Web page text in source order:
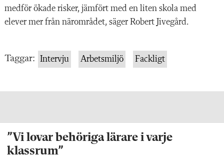
medför ökade risker, jämfört med en liten skola med
elever mer från närområdet, säger Robert Jivegård.
Taggar: Intervju Arbetsmiljö Fackligt
”Vi lovar behöriga lärare i varje
klassrum”